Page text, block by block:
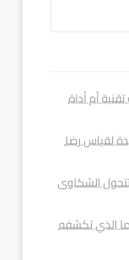
أم أداة
لقياس رضا
الشكاوى
الذي تكشفه